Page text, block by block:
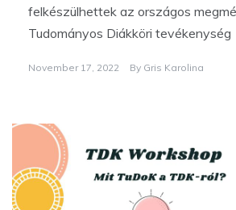
felkészülhettek az országos
Tudományos Diákköri tevékenység
November 17, 2022 By Gris Karolina